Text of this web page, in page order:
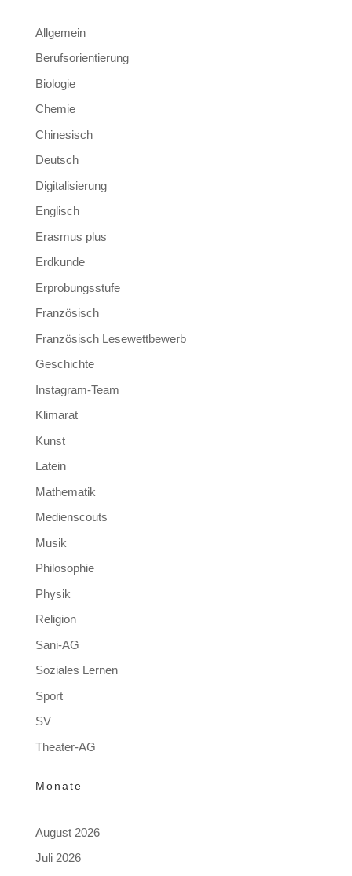
Allgemein
Berufsorientierung
Biologie
Chemie
Chinesisch
Deutsch
Digitalisierung
Englisch
Erasmus plus
Erdkunde
Erprobungsstufe
Französisch
Französisch Lesewettbewerb
Geschichte
Instagram-Team
Klimarat
Kunst
Latein
Mathematik
Medienscouts
Musik
Philosophie
Physik
Religion
Sani-AG
Soziales Lernen
Sport
SV
Theater-AG
Monate
August 2026
Juli 2026